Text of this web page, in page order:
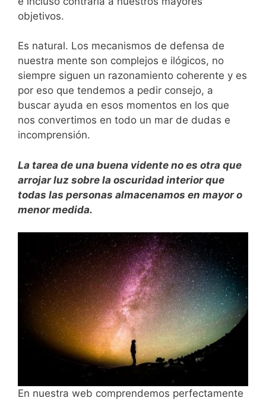
objetivos.
Es natural. Los mecanismos de defensa de
nuestra mente son complejos e ilógicos, no
siempre siguen un razonamiento coherente y es
por eso que tendemos a pedir consejo, a
buscar ayuda en esos momentos en los que
nos convertimos en todo un mar de dudas e
incomprensión.
La tarea de una buena vidente no es otra que
arrojar luz sobre la oscuridad interior que
todas las personas almacenamos en mayor o
menor medida.
En nuestra web comprendemos perfectamente